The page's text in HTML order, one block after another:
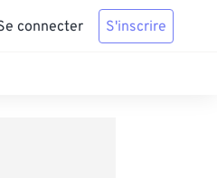
connecter S'inscrire